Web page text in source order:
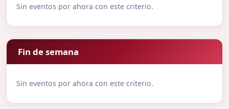
Sin eventos por ahora con este criterio.
Fin de semana
Sin eventos por ahora con este criterio.